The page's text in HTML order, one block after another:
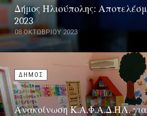
Δήμος Ηλιούπολης:
2023
08 ΟΚΤΩΒΡΊΟΥ 2023
ΔΗΜΟΣ
Ανακοίνωση Κ.Α.Φ.Α.Δ.ΗΛ. για